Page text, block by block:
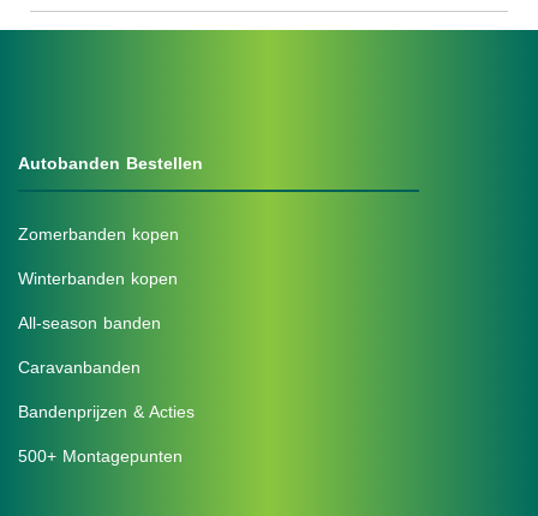
Autobanden Bestellen
Zomerbanden kopen
Winterbanden kopen
All-season banden
Caravanbanden
Bandenprijzen & Acties
500+ Montagepunten